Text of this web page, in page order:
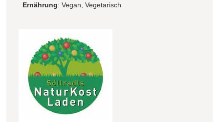
Ernährung: Vegan, Vegetarisch